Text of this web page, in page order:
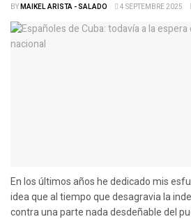
BYMAIKEL ARISTA - SALADO 4 SEPTEMBRE 2025
En los últimos años he dedicado mis
idea que al tiempo que desagravia la
contra una parte nada desdeñable del